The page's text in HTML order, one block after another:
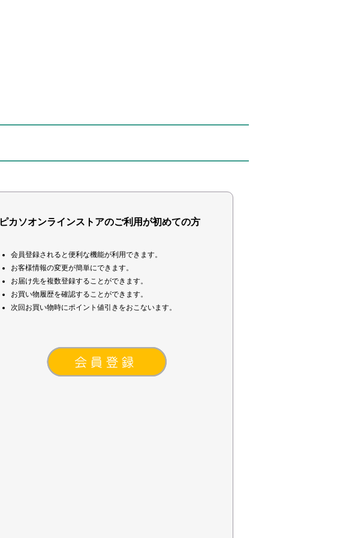
ピカソオンラインストアのご利用が初めての方
会員登録されると便利な機能が利用できます。
お客様情報の変更が簡単にできます。
お届け先を複数登録することができます。
お買い物履歴を確認することができます。
次回お買い物時にポイント値引きをおこないます。